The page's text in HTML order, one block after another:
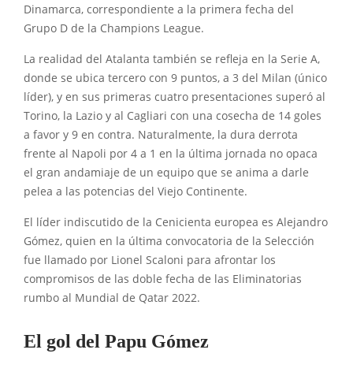
Dinamarca, correspondiente a la primera fecha del
Grupo D de la Champions League.
La realidad del Atalanta también se refleja en la Serie A,
donde se ubica tercero con 9 puntos, a 3 del Milan (único
líder), y en sus primeras cuatro presentaciones superó al
Torino, la Lazio y al Cagliari con una cosecha de 14 goles
a favor y 9 en contra. Naturalmente, la dura derrota
frente al Napoli por 4 a 1 en la última jornada no opaca
el gran andamiaje de un equipo que se anima a darle
pelea a las potencias del Viejo Continente.
El líder indiscutido de la Cenicienta europea es Alejandro
Gómez, quien en la última convocatoria de la Selección
fue llamado por Lionel Scaloni para afrontar los
compromisos de las doble fecha de las Eliminatorias
rumbo al Mundial de Qatar 2022.
El gol del Papu Gómez